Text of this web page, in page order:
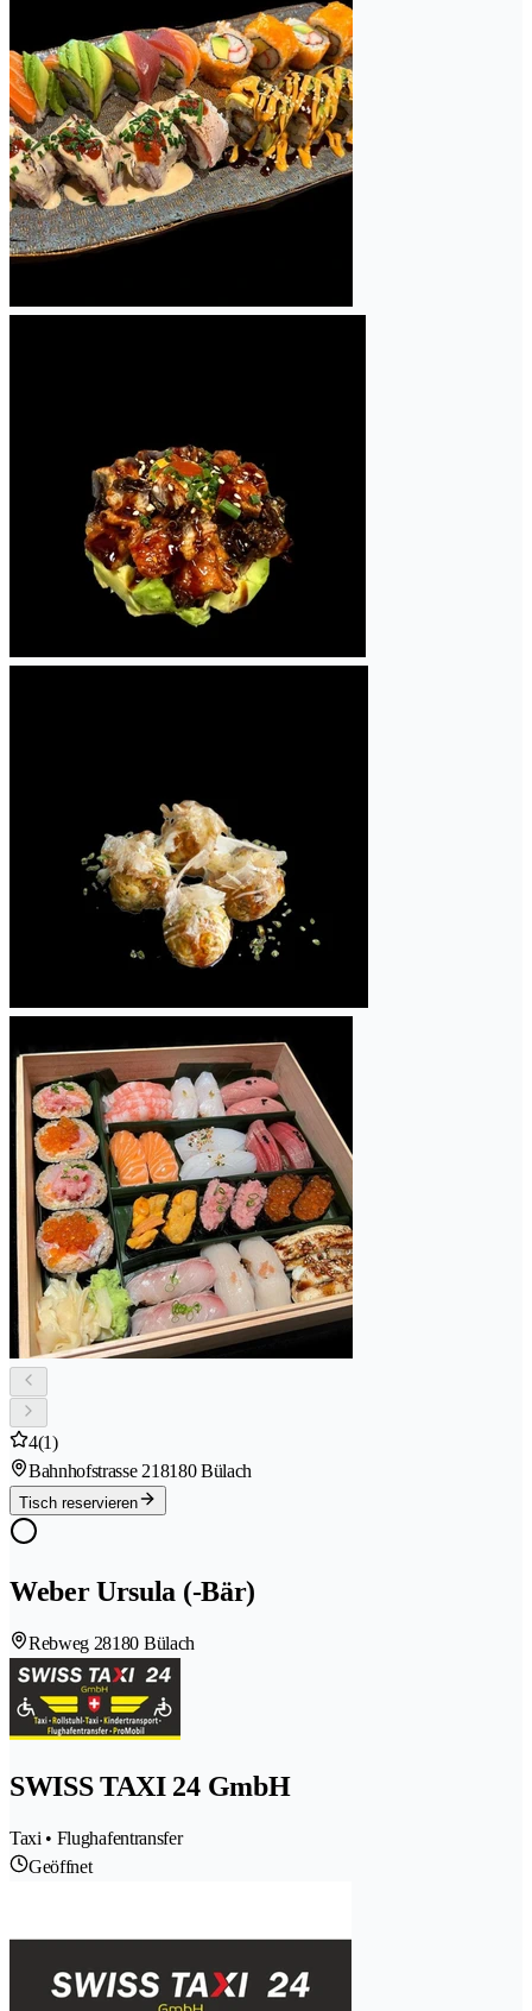
4(1)
Bahnhofstrasse 218180 Bülach
Tisch reservieren
Weber Ursula (-Bär)
Rebweg 28180 Bülach
SWISS TAXI 24 GmbH
Taxi • Flughafentransfer
Geöffnet